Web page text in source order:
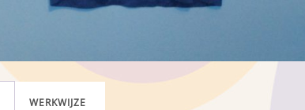
WERKWIJZE